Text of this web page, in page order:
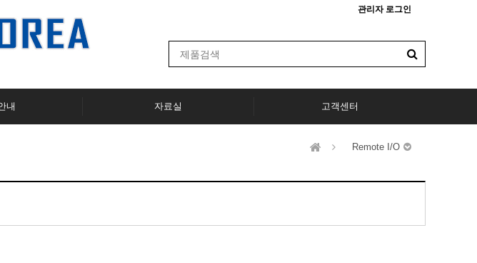
관리자 로그인
내 자료실 고객센터
Remote I/O